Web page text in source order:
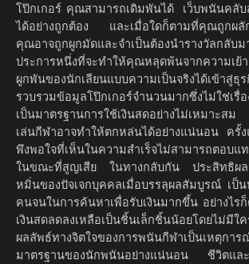
โป๊กเกอร์ คุณสามารถเดิมพันได้ เว็บพนันคลับ
ได้อย่างถูกต้อง และเมื่อใดก็ตามที่คุณถูกผลั
คุณอาจถูกผูกมัดและจำเป็นต้องนำรางวัลก
ประการหนึ่งที่จะทำให้คุณหลุดพ้นจากความเย้
ผูกพันของนักเลียนแบบความเป็นจริงได้เข้าสู่ธุ
รวบรวมข้อมูลโป๊กเกอร์จำนวนมากซึ่งไม่ใช่เ
เป็นมาตรฐานการใช้เงินสดอย่างไม่เหมาะส
เล่นกีฬาอาจทำให้ตกหล่นได้อย่างแน่นอน ครั้
พึงพอใจที่เห็นในความสำเร็จไม่สามารถตอบแ
ในขณะที่สูญเสีย ในทางกลับกัน ประสิทธิผล
หมิ่นของปัจเจกบุคคลเมื่อบรรลุผลสัมบูรณ์ เป็น
คนจนในการค้นหาเพื่อรับเงินมากขึ้น อย่างไร
เงินสดลดลงเหลือเป็นชิ้นเล็กชิ้นน้อยโดย
ผลลัพธ์ทางจิตใจของการพนันกีฬาเป็นเหตุกา
มาตรฐานของนักพนันอย่างแน่นอน ชีวิตและ